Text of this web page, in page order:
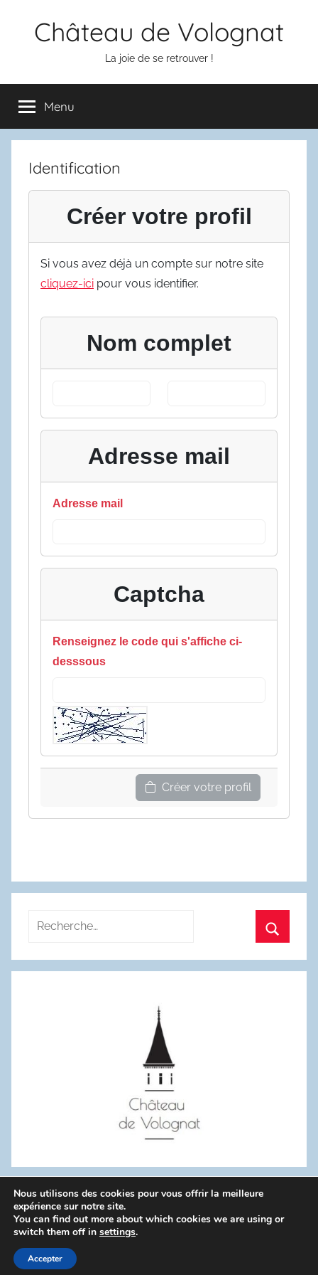
Château de Volognat
La joie de se retrouver !
Menu
Identification
Créer votre profil
Si vous avez déjà un compte sur notre site
cliquez-ici pour vous identifier.
Nom complet
Adresse mail
Adresse mail
Captcha
Renseignez le code qui s'affiche ci-
desssous
Créer votre profil
Recherche
:
WordPress Theme: Donovan by ThemeZee.
Politique de confidentialité
Nous utilisons des cookies pour vous offrir la meilleure
expérience sur notre site.
You can find out more about which cookies we are using or
switch them off in settings.
Accepter